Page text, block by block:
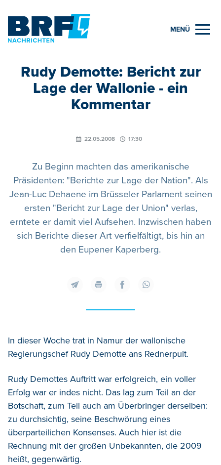
MENÜ
Rudy Demotte: Bericht zur
Lage der Wallonie - ein
Kommentar
22.05.2008 17:30
Zu Beginn machten das amerikanische
Präsidenten: "Berichte zur Lage der Nation". Als
Jean-Luc Dehaene im Brüsseler Parlament seinen
ersten "Bericht zur Lage der Union" verlas,
erntete er damit viel Aufsehen. Inzwischen haben
sich Berichte dieser Art verfielfältigt, bis hin an
den Eupener Kaperberg.
In dieser Woche trat in Namur der wallonische
Regierungschef Rudy Demotte ans Rednerpult.
Rudy Demottes Auftritt war erfolgreich, ein voller
Erfolg war er indes nicht. Das lag zum Teil an der
Botschaft, zum Teil auch am Überbringer derselben:
zu durchsichtig, seine Beschwörung eines
überparteilichen Konsenses. Auch hier ist die
Rechnung mit der großen Unbekannten, die 2009
heißt, gegenwärtig.